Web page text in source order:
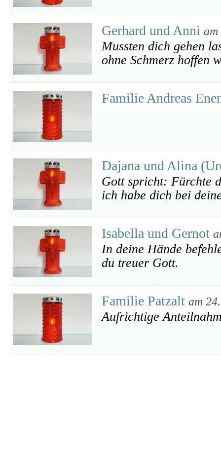
Gerhard und Anni am
Mussten dich gehen
ohne Schmerz hoffen
Familie Andreas
Dajana und Alina
Gott spricht: Fürchte
ich habe dich bei
Isabella und Gernot
In deine Hände
du treuer Gott.
Familie Patzalt am
Aufrichtige